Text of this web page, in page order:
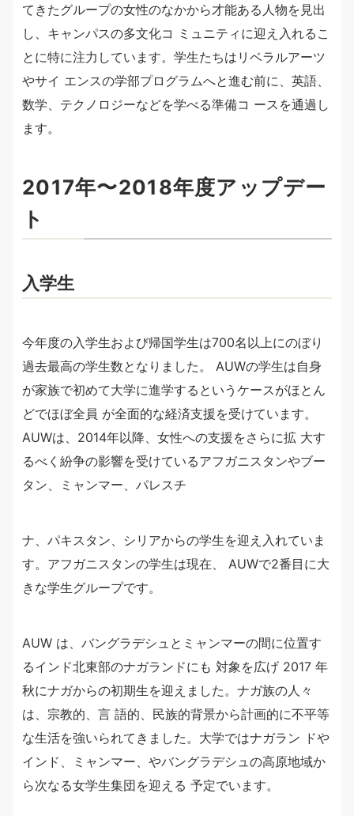
てきたグループの女性のなかから才能ある人物を見出
し、キャンパスの多文化コ ミュニティに迎え入れるこ
とに特に注力しています。学生たちはリベラルアーツ
やサイ エンスの学部プログラムへと進む前に、英語、
数学、テクノロジーなどを学べる準備コ ースを通過し
ます。
2017年〜2018年度アップデー
ト
入学生
今年度の入学生および帰国学生は700名以上にのぼり
過去最高の学生数となりました。 AUWの学生は自身
が家族で初めて大学に進学するというケースがほとん
どでほぼ全員 が全面的な経済支援を受けています。
AUWは、2014年以降、女性への支援をさらに拡 大す
るべく紛争の影響を受けているアフガニスタンやブー
タン、ミャンマー、パレスチ
ナ、パキスタン、シリアからの学生を迎え入れていま
す。アフガニスタンの学生は現在、 AUWで2番目に大
きな学生グループです。
AUW は、バングラデシュとミャンマーの間に位置す
るインド北東部のナガランドにも 対象を広げ 2017 年
秋にナガからの初期生を迎えました。ナガ族の人々
は、宗教的、言 語的、民族的背景から計画的に不平等
な生活を強いられてきました。大学ではナガラン ドや
インド、ミャンマー、やバングラデシュの高原地域か
ら次なる女学生集団を迎える 予定でいます。